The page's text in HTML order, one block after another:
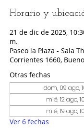
Horario y
21 de dic de 2025,
m.
Paseo la Plaza - Sala
Corrientes 1660,
Otras fechas
dom, 09 ago,
mié, 12 ago,
mié, 19 ago,
Ver 6 fechas